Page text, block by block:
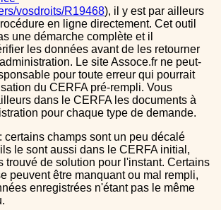
vosdroits/R19468), il y est par ailleurs
en ligne directement. Cet outil
une démarche complète et il
les données avant de les retourner
Le site Assoce.fr ne peut-
pour toute erreur qui pourrait
du CERFA pré-rempli. Vous
dans le CERFA les documents à
pour chaque type de demande.
le sont aussi dans le CERFA initial,
trouvé de solution pour l'instant. Certains
peuvent être manquant ou mal rempli,
enregistrées n'étant pas le même